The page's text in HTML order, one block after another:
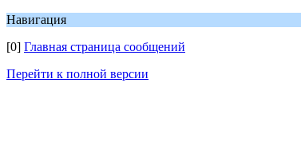
Навигация
[0] Главная страница сообщений
Перейти к полной версии